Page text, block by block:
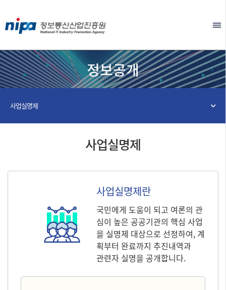
정보공개
사업실명제
사업실명제
사업실명제란
국민에게 도움이 되고 여론의 관
심이 높은 공공기관의 핵심 사업
을 실명제 대상으로 선정하여, 계
획부터 완료까지 추진내역과
관련자 실명을 공개합니다.